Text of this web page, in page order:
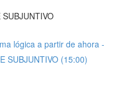
lógica a partir de ahora -
SUBJUNTIVO (15:00)